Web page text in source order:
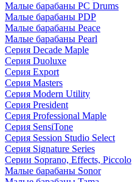
Малые барабаны PC Drums
Малые барабаны PDP
Малые барабаны Peace
Малые барабаны Pearl
Серия Decade Maple
Серия Duoluxe
Серия Export
Серия Masters
Серия Modern Utility
Серия President
Серия Professional Maple
Серия SensiTone
Серия Session Studio Select
Серия Signature Series
Серии Soprano, Effects, Piccolo
Малые барабаны Sonor